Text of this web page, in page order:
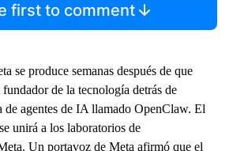
first to comment
se produce semanas después de que
de la tecnología detrás de
agentes de IA llamado OpenClaw. El
unirá a los laboratorios de
Un portavoz de Meta afirmó que el